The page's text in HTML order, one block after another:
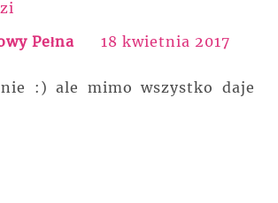
Pełna
18 kwietnia 2017
:) ale mimo wszystko daje